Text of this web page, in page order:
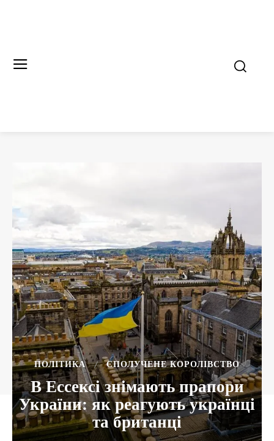
ПОЛІТИКА СПОЛУЧЕНЕ КОРОЛІВСТВО
В Ессексі знімають прапори
України: як реагують українці
та британці